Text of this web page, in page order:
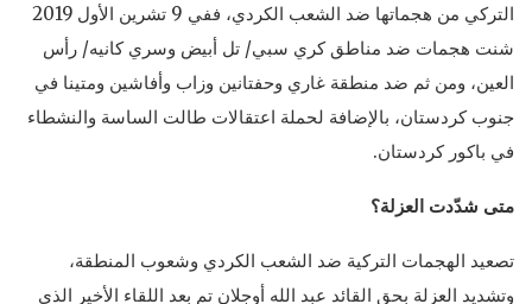
التركي من هجماتها ضد الشعب الكردي، ففي 9 تشرين الأول 2019
شنت هجمات ضد مناطق كري سبي/ تل أبيض وسري كانيه/ رأس
العين، ومن ثم ضد منطقة غاري وحفتانين وزاب وأفاشين ومتينا في
جنوب كردستان، بالإضافة لحملة اعتقالات طالت الساسة والنشطاء
في باكور كردستان.
متى شدّدت العزلة؟
تصعيد الهجمات التركية ضد الشعب الكردي وشعوب المنطقة،
وتشديد العزلة بحق القائد عبد الله أوجلان تم بعد اللقاء الأخير الذي